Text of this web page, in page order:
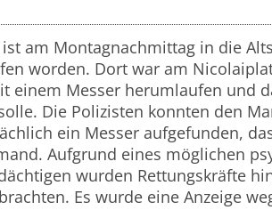
ist am Montagnachmittag in die
worden. Dort war am
einem Messer herumlaufen und
Die Polizisten konnten den
ein Messer aufgefunden,
Aufgrund eines möglichen
wurden Rettungskräfte
Es wurde eine Anzeige